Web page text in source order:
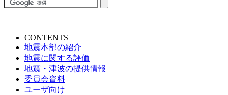
CONTENTS
地震本部の紹介
地震に関する評価
地震・津波の提供情報
委員会資料
ユーザ向け